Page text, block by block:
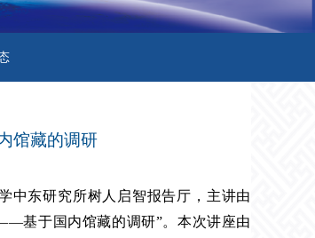
馆藏的调研
中东研究所树人启智报告厅，主讲由
基于国内馆藏的调研”。本次讲座由